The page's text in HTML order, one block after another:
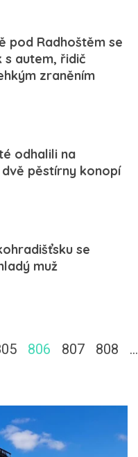
pod Radhoštěm se
s autem, řidič
zraněním
odhalili na
dvě pěstírny konopí
se
muž
806 807 808 …